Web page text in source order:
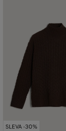
SLEVA -30%